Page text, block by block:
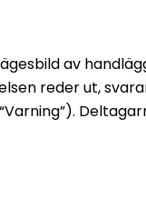
av
reder ut,